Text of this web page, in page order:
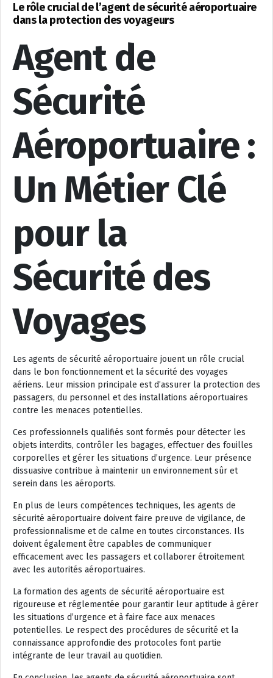
Le rôle crucial de l’agent de sécurité aéroportuaire
dans la protection des voyageurs
Agent de
Sécurité
Aéroportuaire :
Un Métier Clé
pour la
Sécurité des
Voyages
Les agents de sécurité aéroportuaire jouent un rôle crucial
dans le bon fonctionnement et la sécurité des voyages
aériens. Leur mission principale est d’assurer la protection des
passagers, du personnel et des installations aéroportuaires
contre les menaces potentielles.
Ces professionnels qualifiés sont formés pour détecter les
objets interdits, contrôler les bagages, effectuer des fouilles
corporelles et gérer les situations d’urgence. Leur présence
dissuasive contribue à maintenir un environnement sûr et
serein dans les aéroports.
En plus de leurs compétences techniques, les agents de
sécurité aéroportuaire doivent faire preuve de vigilance, de
professionnalisme et de calme en toutes circonstances. Ils
doivent également être capables de communiquer
efficacement avec les passagers et collaborer étroitement
avec les autorités aéroportuaires.
La formation des agents de sécurité aéroportuaire est
rigoureuse et réglementée pour garantir leur aptitude à gérer
les situations d’urgence et à faire face aux menaces
potentielles. Le respect des procédures de sécurité et la
connaissance approfondie des protocoles font partie
intégrante de leur travail au quotidien.